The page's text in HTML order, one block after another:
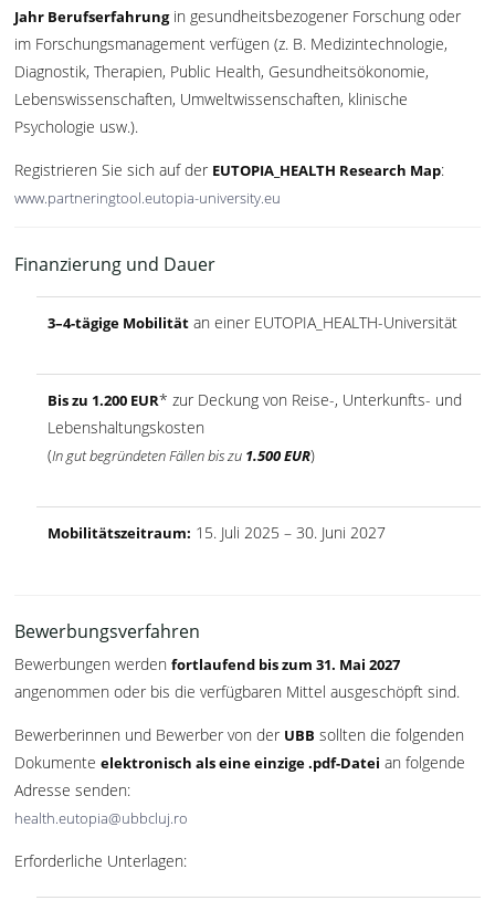
Jahr Berufserfahrungin gesundheitsbezogener Forschung oder
im Forschungsmanagement verfügen (z. B. Medizintechnologie,
Diagnostik, Therapien, Public Health, Gesundheitsökonomie,
Lebenswissenschaften, Umweltwissenschaften, klinische
Psychologie usw.).
Registrieren Sie sich auf der EUTOPIA_HEALTH Research Map:
www.partneringtool.eutopia-university.eu
Finanzierung und Dauer
3–4-tägige Mobilität an einer EUTOPIA_HEALTH-Universität
Bis zu 1.200 EUR* zur Deckung von Reise-, Unterkunfts- und
Lebenshaltungskosten
(In gut begründeten Fällen bis zu 1.500 EUR)
Mobilitätszeitraum: 15. Juli 2025 – 30. Juni 2027
Bewerbungsverfahren
Bewerbungen werden fortlaufend bis zum 31. Mai 2027
angenommen oder bis die verfügbaren Mittel ausgeschöpft sind.
Bewerberinnen und Bewerber von der UBB sollten die folgenden
Dokumente elektronisch als eine einzige .pdf-Datei an folgende
Adresse senden:
health.eutopia@ubbcluj.ro
Erforderliche Unterlagen: